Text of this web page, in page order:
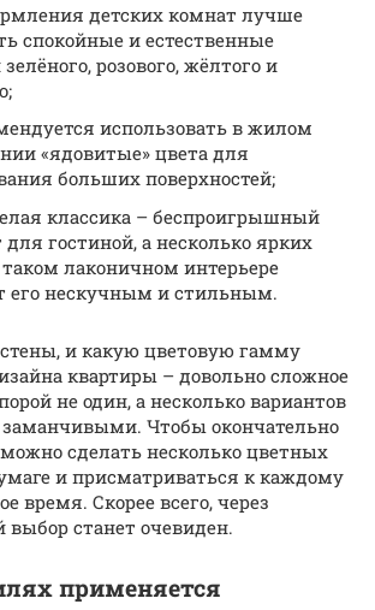
детских комнат лучше
спокойные и естественные
розового, жёлтого и
использовать в жилом
«ядовитые» цвета для
больших поверхностей;
классика – беспроигрышный
для гостиной, а несколько ярких
лаконичном интерьере
его нескучным и стильным.
и какую цветовую гамму
квартиры – довольно сложное
не один, а несколько вариантов
Чтобы окончательно
сделать несколько цветных
и присматриваться к каждому
время. Скорее всего, через
выбор станет очевиден.
применяется